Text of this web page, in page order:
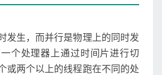
一
分
离
并
行
M
T
S
发生，而并行是物理上的同时发
个处理器上通过时间片进行切
或两个以上的线程跑在不同的处